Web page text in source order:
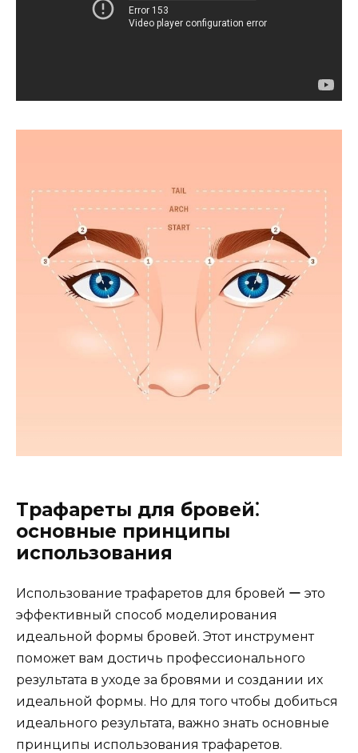
Трафареты для бровей⁚
основные принципы
использования
Использование трафаретов для бровей ー это
эффективный способ моделирования
идеальной формы бpовей.​ Этот инструмент
поможет вам достичь профессионального
результата в уходе за бровями и создании их
идеальной формы.​ Но для того чтобы добиться
идеального результата, важно знaть основные
принципы использования трафаpетов.​